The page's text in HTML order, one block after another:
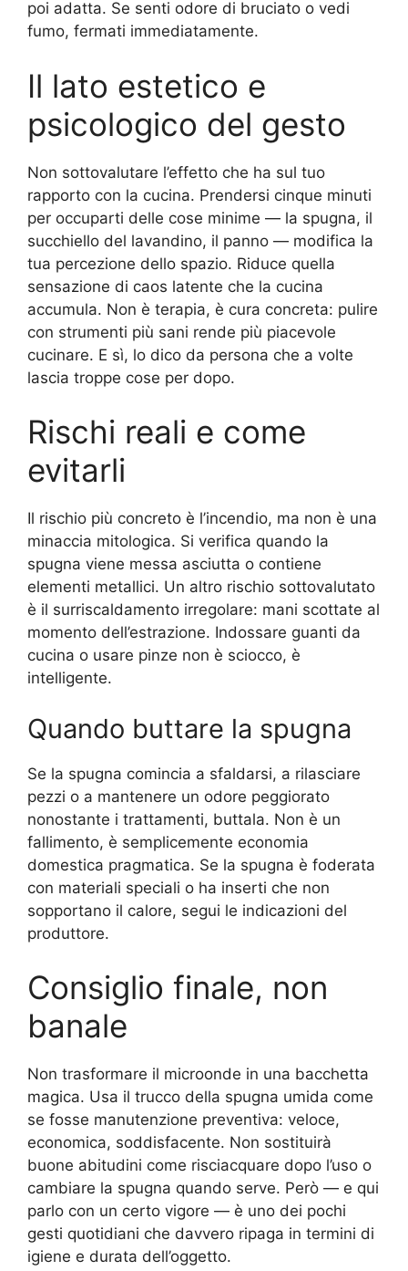
poi adatta. Se senti odore di bruciato o vedi
fumo, fermati immediatamente.
Il lato estetico e
psicologico del gesto
Non sottovalutare l’effetto che ha sul tuo
rapporto con la cucina. Prendersi cinque minuti
per occuparti delle cose minime — la spugna, il
succhiello del lavandino, il panno — modifica la
tua percezione dello spazio. Riduce quella
sensazione di caos latente che la cucina
accumula. Non è terapia, è cura concreta: pulire
con strumenti più sani rende più piacevole
cucinare. E sì, lo dico da persona che a volte
lascia troppe cose per dopo.
Rischi reali e come
evitarli
Il rischio più concreto è l’incendio, ma non è una
minaccia mitologica. Si verifica quando la
spugna viene messa asciutta o contiene
elementi metallici. Un altro rischio sottovalutato
è il surriscaldamento irregolare: mani scottate al
momento dell’estrazione. Indossare guanti da
cucina o usare pinze non è sciocco, è
intelligente.
Quando buttare la spugna
Se la spugna comincia a sfaldarsi, a rilasciare
pezzi o a mantenere un odore peggiorato
nonostante i trattamenti, buttala. Non è un
fallimento, è semplicemente economia
domestica pragmatica. Se la spugna è foderata
con materiali speciali o ha inserti che non
sopportano il calore, segui le indicazioni del
produttore.
Consiglio finale, non
banale
Non trasformare il microonde in una bacchetta
magica. Usa il trucco della spugna umida come
se fosse manutenzione preventiva: veloce,
economica, soddisfacente. Non sostituirà
buone abitudini come risciacquare dopo l’uso o
cambiare la spugna quando serve. Però — e qui
parlo con un certo vigore — è uno dei pochi
gesti quotidiani che davvero ripaga in termini di
igiene e durata dell’oggetto.